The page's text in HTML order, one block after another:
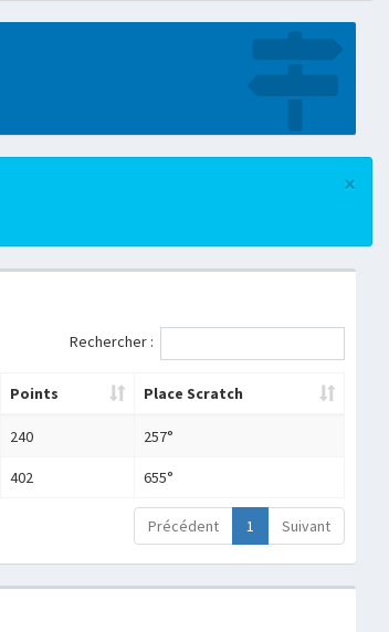
×
Rechercher :
Points Place Scratch
240 257°
402 655°
Précédent 1 Suivant